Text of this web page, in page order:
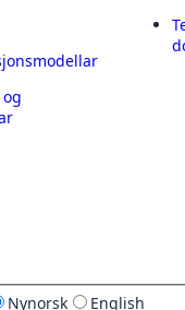
Nynorsk English